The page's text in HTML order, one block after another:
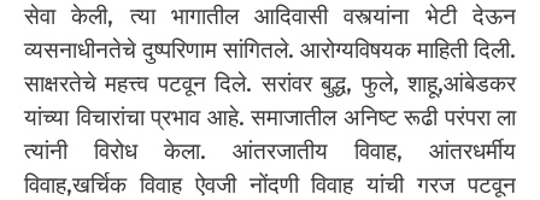
सेवा केली, त्या भागातील आदिवासी वस्त्यांना भेटी देऊन
व्यसनाधीनतेचे दुष्परिणाम सांगितले. आरोग्यविषयक माहिती दिली.
साक्षरतेचे महत्त्व पटवून दिले. सरांवर बुद्ध, फुले, शाहू,आंबेडकर
यांच्या विचारांचा प्रभाव आहे. समाजातील अनिष्ट रूढी परंपरा ला
त्यांनी विरोध केला. आंतरजातीय विवाह, आंतरधर्मीय
विवाह,खर्चिक विवाह ऐवजी नोंदणी विवाह यांची गरज पटवून